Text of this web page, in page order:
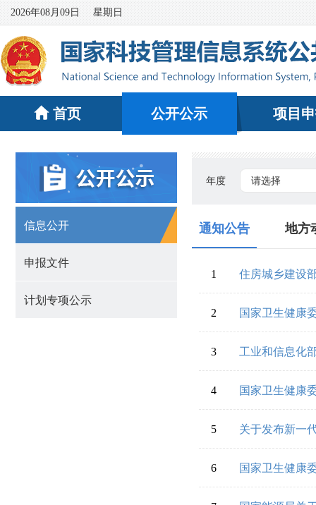
2026年08月09日 星期日
首页 公开公示 项目
信息公开
申报文件
计划专项公示
年度 请选择
通知公告 地方